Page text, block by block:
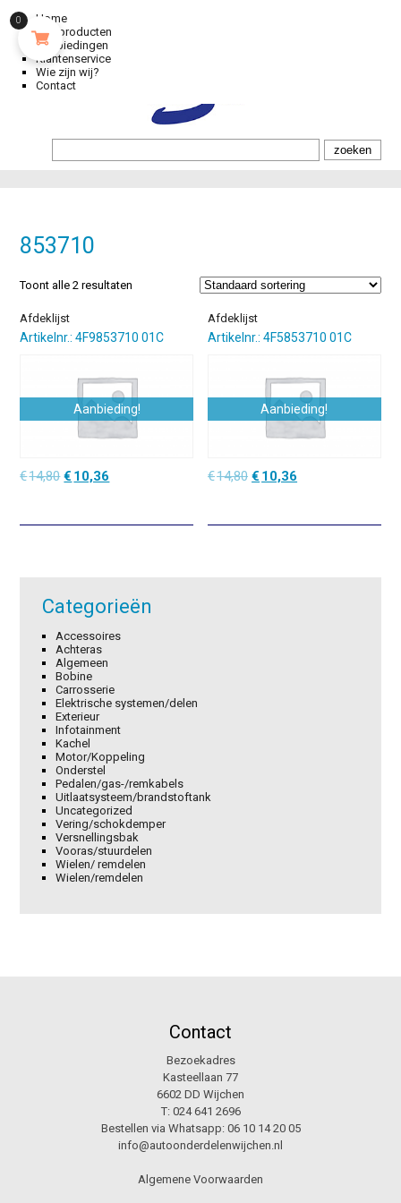
Home
Alle producten
Aanbiedingen
Klantenservice
Wie zijn wij?
Contact
853710
Toont alle 2 resultaten
Afdeklijst
Artikelnr.: 4F9853710 01C
Aanbieding!
€14,80Oorspronkelijke
€14,80.
€ 10,36
€10,36.
Afdeklijst
Artikelnr.: 4F5853710 01C
Aanbieding!
€14,80 Oorspronkelijke
€14,80.
€ 10,36
€10,36.
Categorieën
Accessoires
Achteras
Algemeen
Bobine
Carrosserie
Elektrische systemen/delen
Exterieur
Infotainment
Kachel
Motor/Koppeling
Onderstel
Pedalen/gas-/remkabels
Uitlaatsysteem/brandstoftank
Uncategorized
Vering/schokdemper
Versnellingsbak
Vooras/stuurdelen
Wielen/ remdelen
Wielen/remdelen
Contact
Bezoekadres
Kasteellaan 77
6602 DD Wijchen
T: 024 641 2696
Bestellen via Whatsapp: 06 10 14 20 05
info@autoonderdelenwijchen.nl
Algemene Voorwaarden
0